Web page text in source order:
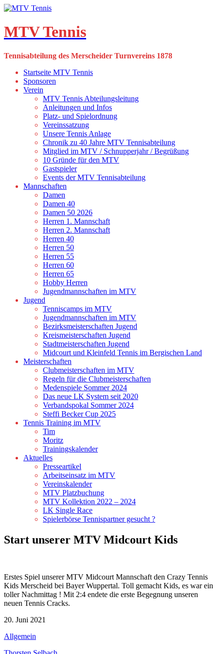
Skip
content
MTV Tennis
Tennisabteilung des Merscheider Turnvereins 1878
Startseite MTV Tennis
Sponsoren
Verein
MTV Tennis Abteilungsleitung
Anleitungen und Infos
Platz- und Spielordnung
Vereinssatzung
Unsere Tennis Anlage
Chronik zu 40 Jahre MTV Tennisabteilung
Mitglied im MTV / Schnupperjahr / Begrüßung
10 Gründe für den MTV
Gastspieler
Events der MTV Tennisabteilung
Mannschaften
Damen
Damen 40
Damen 50 2026
Herren 1. Mannschaft
Herren 2. Mannschaft
Herren 40
Herren 50
Herren 55
Herren 60
Herren 65
Hobby Herren
Jugendmannschaften im MTV
Jugend
Tenniscamps im MTV
Jugendmannschaften im MTV
Bezirksmeisterschaften Jugend
Kreismeisterschaften Jugend
Stadtmeisterschaften Jugend
Midcourt und Kleinfeld Tennis im Bergischen Land
Meisterschaften
Clubmeisterschaften im MTV
Regeln für die Clubmeisterschaften
Medenspiele Sommer 2024
Das neue LK System seit 2020
Verbandspokal Sommer 2024
Steffi Becker Cup 2025
Tennis Training im MTV
Tim
Moritz
Trainingskalender
Aktuelles
Presseartikel
Arbeitseinsatz im MTV
Vereinskalender
MTV Platzbuchung
MTV Kollektion 2022 – 2024
LK Single Race
Spielerbörse Tennispartner gesucht ?
Start unserer MTV Midcourt Kids
Erstes Spiel unserer MTV Midcourt Mannschaft den Crazy Tennis
Kids Merscheid bei Bayer Wuppertal. Toll gemacht Kids, es war ein
toller Nachmittag ! Mit 2:4 endete die erste Begegnung unseren
neuen Tennis Cracks.
20. Juni 2021
Allgemein